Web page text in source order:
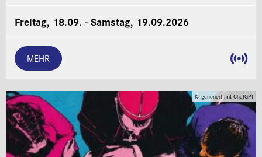
Freitag, 18.09. - Samstag, 19.09.2026
MEHR
KI-generiert mit ChatGPT